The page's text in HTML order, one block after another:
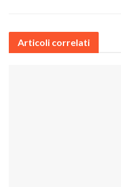
Articoli correlati